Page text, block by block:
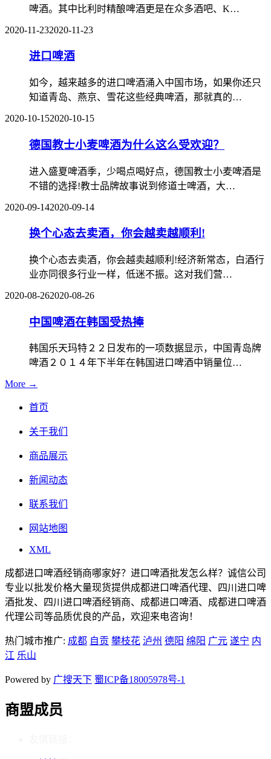
啤酒。其中比利时精酿啤酒更是在众多酒吧、K…
2020-11-232020-11-23
进口啤酒
如今，越来越多的进口啤酒涌入中国市场，如果你还只
知道青岛、燕京、雪花这些经典啤酒，那就真的…
2020-10-152020-10-15
德国教士小麦啤酒为什么这么受欢迎？
进入盛夏啤酒季，少喝点喝好点，德国教士小麦啤酒是
不错的选择!教士品牌故事说到修道士啤酒，大…
2020-09-142020-09-14
换个心态去卖酒，你会越卖越顺利!
换个心态去卖酒，你会越卖越顺利!经济新常态，白酒行
业亦同很多行业一样，低迷不振。这对我们营…
2020-08-262020-08-26
中国啤酒在韩国受热捧
韩国乐天玛特２２日发布的一项数据显示，中国青岛牌
啤酒２０１４年下半年在韩国进口啤酒中销量位…
More →
首页
关于我们
商品展示
新闻动态
联系我们
网站地图
XML
成都进口啤酒经销商哪家好？进口啤酒批发怎么样？诚信公司
专业以批发价格大量现货提供成都进口啤酒代理、四川进口啤
酒批发、四川进口啤酒经销商、成都进口啤酒、成都进口啤酒
代理公司等品质优良的产品，欢迎来电咨询！
热门城市推广: 成都 自贡 攀枝花 泸州 德阳 绵阳 广元 遂宁 内
江 乐山
Powered by 广搜天下 蜀ICP备18005978号-1
商盟成员